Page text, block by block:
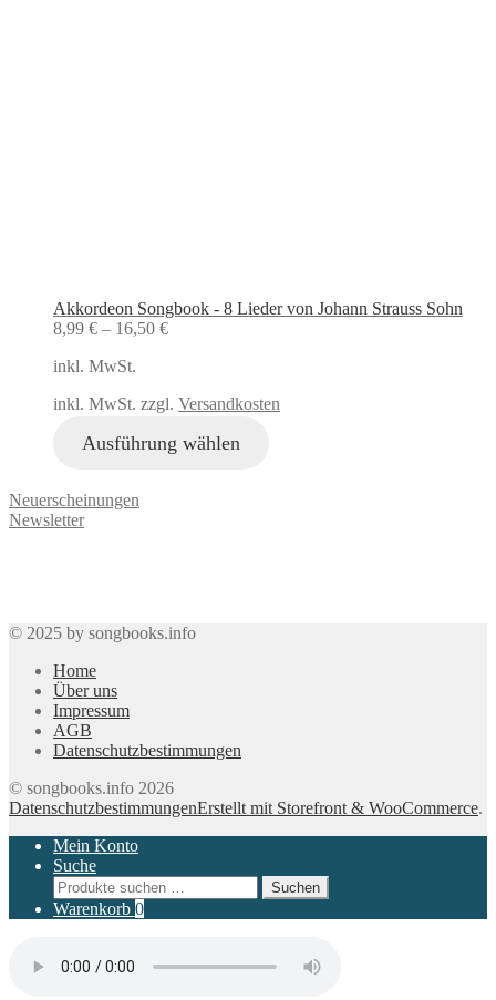
Akkordeon Songbook - 8 Lieder von Johann Strauss Sohn
8,99 € – 16,50 €
inkl. MwSt.
inkl. MwSt. zzgl. Versandkosten
Ausführung wählen
Neuerscheinungen
Newsletter
© 2025 by songbooks.info
Home
Über uns
Impressum
AGB
Datenschutzbestimmungen
© songbooks.info 2026
DatenschutzbestimmungenErstellt mit Storefront & WooCommerce.
Mein Konto
Suche
Suchen
nach:
Suchen
Warenkorb 0